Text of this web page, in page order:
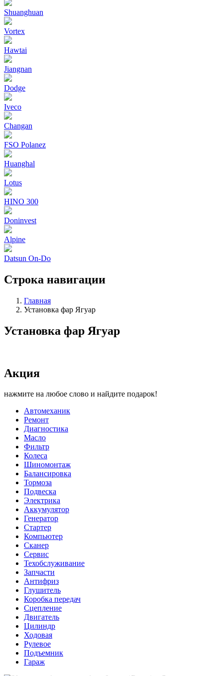
Shuanghuan
Vortex
Hawtai
Jiangnan
Dodge
Iveco
Changan
FSO Polanez
Huanghal
Lotus
HINO 300
Doninvest
Alpine
Datsun On-Do
Строка навигации
Главная
Установка фар Ягуар
Установка фар Ягуар
Акция
нажмите на любое слово и найдите подарок!
Автомеханик
Ремонт
Диагностика
Масло
Фильтр
Колеса
Шиномонтаж
Балансировка
Тормоза
Подвеска
Электрика
Аккумулятор
Генератор
Стартер
Компьютер
Сканер
Сервис
Техобслуживание
Запчасти
Антифриз
Глушитель
Коробка передач
Сцепление
Двигатель
Цилиндр
Ходовая
Рулевое
Подъемник
Гараж